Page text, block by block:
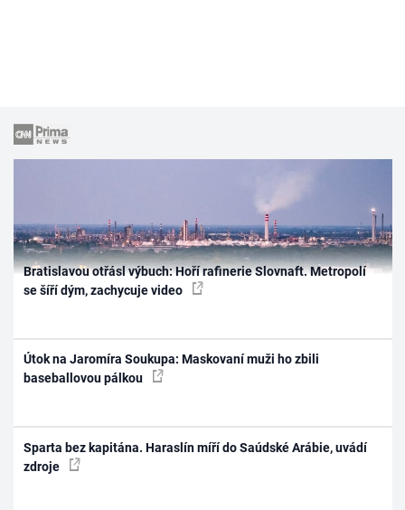
Bratislavou otřásl výbuch: Hoří rafinerie Slovnaft. Metropolí
se šíří dým, zachycuje video
Útok na Jaromíra Soukupa: Maskovaní muži ho zbili
baseballovou pálkou
Sparta bez kapitána. Haraslín míří do Saúdské Arábie, uvádí
zdroje